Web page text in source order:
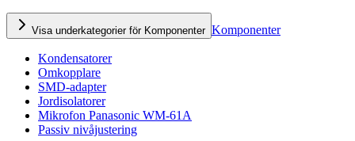
Visa underkategorier för Komponenter Komponenter
Kondensatorer
Omkopplare
SMD-adapter
Jordisolatorer
Mikrofon Panasonic WM-61A
Passiv nivåjustering